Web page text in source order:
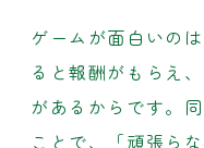
ゲームが面白いの
ると報酬がもらえ
があるからです。
ことで、「頑張ら